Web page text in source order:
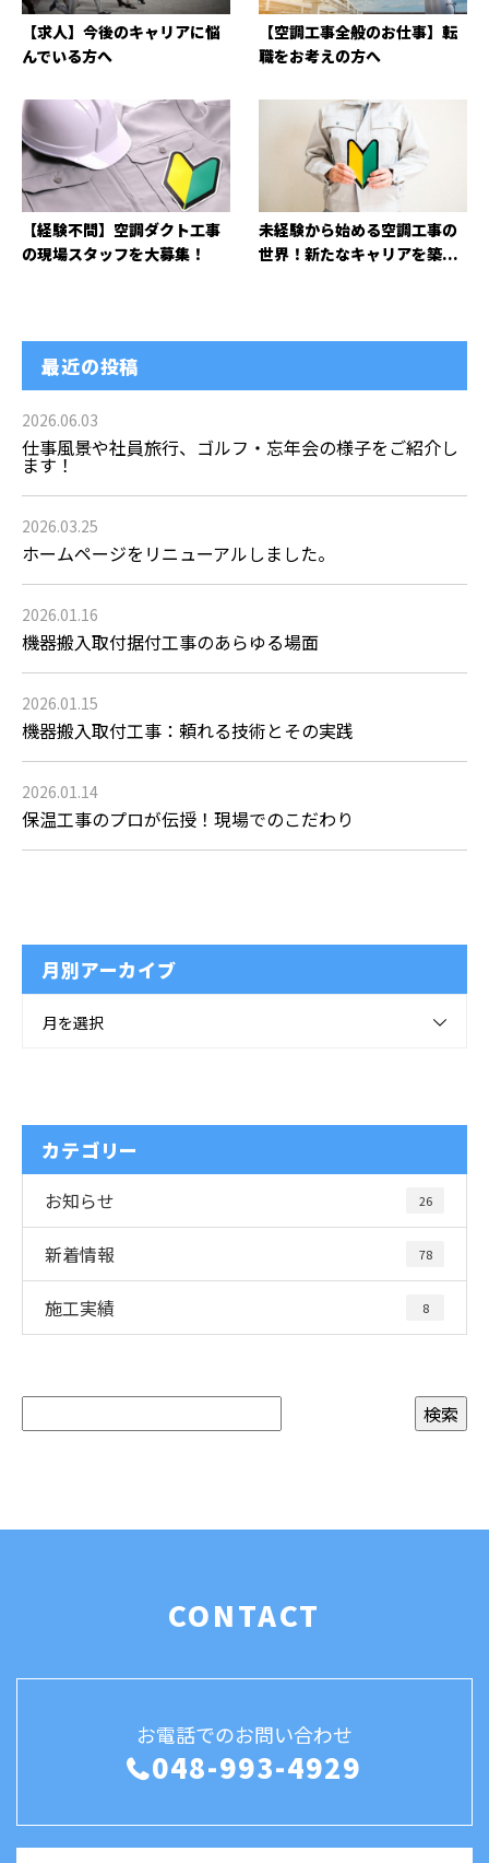
【求人】今後のキャリアに悩
んでいる方へ
【空調工事全般のお仕事】転
職をお考えの方へ
【経験不問】空調ダクト工事
の現場スタッフを大募集！
未経験から始める空調工事の
世界！新たなキャリアを築...
最近の投稿
2026.06.03
仕事風景や社員旅行、ゴルフ・忘年会の様子をご紹介し
ます！
2026.03.25
ホームページをリニューアルしました。
2026.01.16
機器搬入取付据付工事のあらゆる場面
2026.01.15
機器搬入取付工事：頼れる技術とその実践
2026.01.14
保温工事のプロが伝授！現場でのこだわり
月別アーカイブ
月を選択
カテゴリー
お知らせ 26
新着情報 78
施工実績 8
CONTACT
お電話でのお問い合わせ
048-993-4929